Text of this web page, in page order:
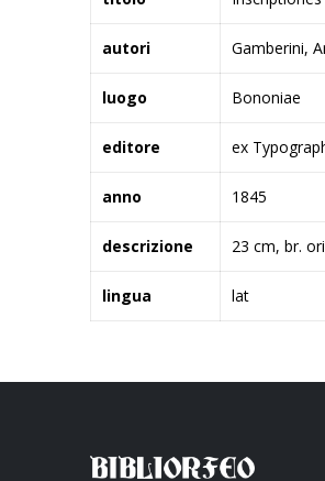
autori Gamberini,
luogo Bononiae
editore ex
anno 1845
descrizione 23 cm, br.
lingua lat